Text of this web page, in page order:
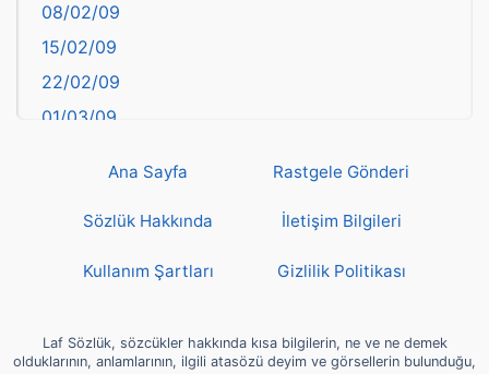
Bingöl
Bitlis
Bolu
Burdur
Çankırı
Çorum
deyim
Diyarbakır
08/02/09
15/02/09
22/02/09
01/03/09
22/03/09
19/04/09
Ana Sayfa Rastgele Gönderi
Sözlük Hakkında İletişim Bilgileri
Kullanım Şartları Gizlilik Politikası
Laf Sözlük, sözcükler hakkında kısa bilgilerin, ne ve ne demek
olduklarının, anlamlarının, ilgili atasözü deyim ve görsellerin bulunduğu,